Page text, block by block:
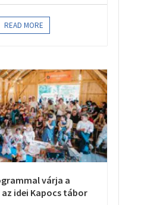
READ MORE
várja a
idei Kapocs tábor